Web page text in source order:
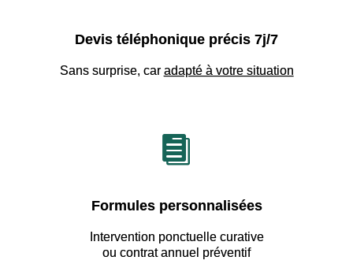
Devis téléphonique précis 7j/7
Sans surprise, car adapté à votre situation

Formules personnalisées
Intervention ponctuelle curative
ou contrat annuel préventif